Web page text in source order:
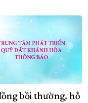
bồi thường, hỗ